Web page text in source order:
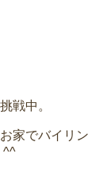
戦中。
家でバイリン
^^